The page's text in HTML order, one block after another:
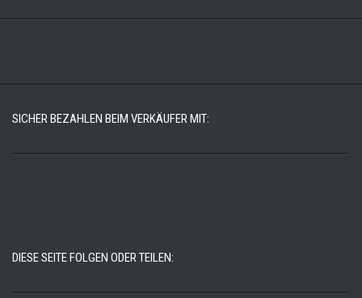
SICHER BEZAHLEN BEIM VERKÄUFER MIT:
DIESE SEITE FOLGEN ODER TEILEN: